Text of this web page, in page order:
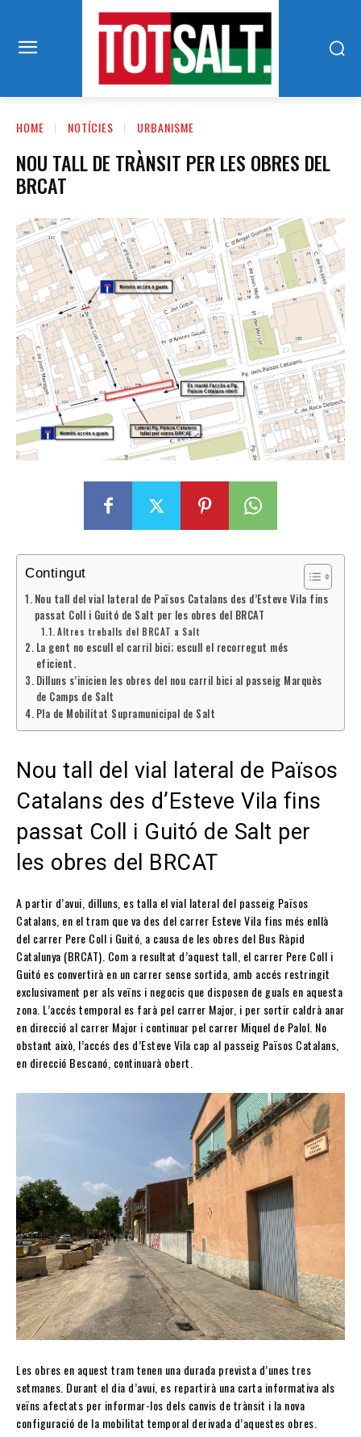
HOME NOTÍCIES URBANISME
NOU TALL DE TRÀNSIT PER LES OBRES DEL
BRCAT
Contingut
Nou tall del vial lateral de Països Catalans des d’Esteve Vila fins
passat Coll i Guitó de Salt per les obres del BRCAT
Altres treballs del BRCAT a Salt
La gent no escull el carril bici; escull el recorregut més
eficient.
Dilluns s’inicien les obres del nou carril bici al passeig Marquès
de Camps de Salt
Pla de Mobilitat Supramunicipal de Salt
Nou tall del vial lateral de Països
Catalans des d’Esteve Vila fins
passat Coll i Guitó de Salt per
les obres del BRCAT
A partir d’avui, dilluns, es talla el vial lateral del passeig Països
Catalans, en el tram que va des del carrer Esteve Vila fins més enllà
del carrer Pere Coll i Guitó, a causa de les obres del Bus Ràpid
Catalunya (BRCAT). Com a resultat d’aquest tall, el carrer Pere Coll i
Guitó es convertirà en un carrer sense sortida, amb accés restringit
exclusivament per als veïns i negocis que disposen de guals en aquesta
zona. L’accés temporal es farà pel carrer Major, i per sortir caldrà anar
en direcció al carrer Major i continuar pel carrer Miquel de Palol. No
obstant això, l’accés des d’Esteve Vila cap al passeig Països Catalans,
en direcció Bescanó, continuarà obert.
Les obres en aquest tram tenen una durada prevista d’unes tres
setmanes. Durant el dia d’avui, es repartirà una carta informativa als
veïns afectats per informar-los dels canvis de trànsit i la nova
configuració de la mobilitat temporal derivada d’aquestes obres.